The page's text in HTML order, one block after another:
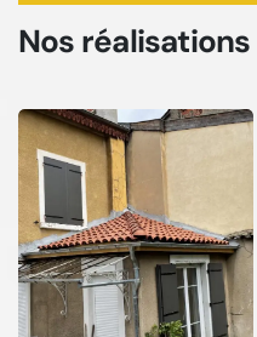
Nos réalisations